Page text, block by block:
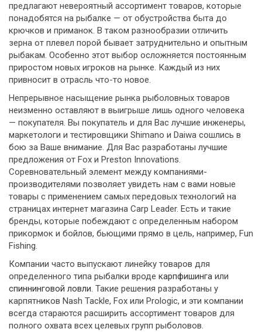
предлагают невероятный ассортимент товаров, которые
понадобятся на рыбалке — от обустройства быта до
крючков и приманок. В таком разнообразии отличить
зерна от плевел порой бывает затруднительно и опытным
рыбакам. Особенно этот выбор осложняется постоянным
приростом новых игроков на рынке. Каждый из них
привносит в отрасль что-то новое.
Непрерывное насыщение рынка рыболовных товаров
неизменно оставляют в выигрыше лишь одного человека
— покупателя. Вы покупатель и для Вас лучшие инженеры,
маркетологи и тестировщики Shimano и Daiwa сошлись в
бою за Ваше внимание. Для Вас разработаны лучшие
предложения от Fox и Preston Innovations.
Соревновательный элемент между компаниями-
производителями позволяет увидеть нам с вами новые
товары с применением самых передовых технологий на
страницах интернет магазина Carp Leader. Есть и такие
бренды, которые побеждают с определенным набором
прикормок и бойлов, бьющими прямо в цель, например, Fun
Fishing.
Компании часто выпускают линейку товаров для
определенного типа рыбалки вроде карпфишинга или
спиннинговой ловли. Такие решения разработаны у
карпятников Nash Tackle, Fox или Prologic, и эти компании
всегда стараются расширить ассортимент товаров для
полного охвата всех целевых групп рыболовов.